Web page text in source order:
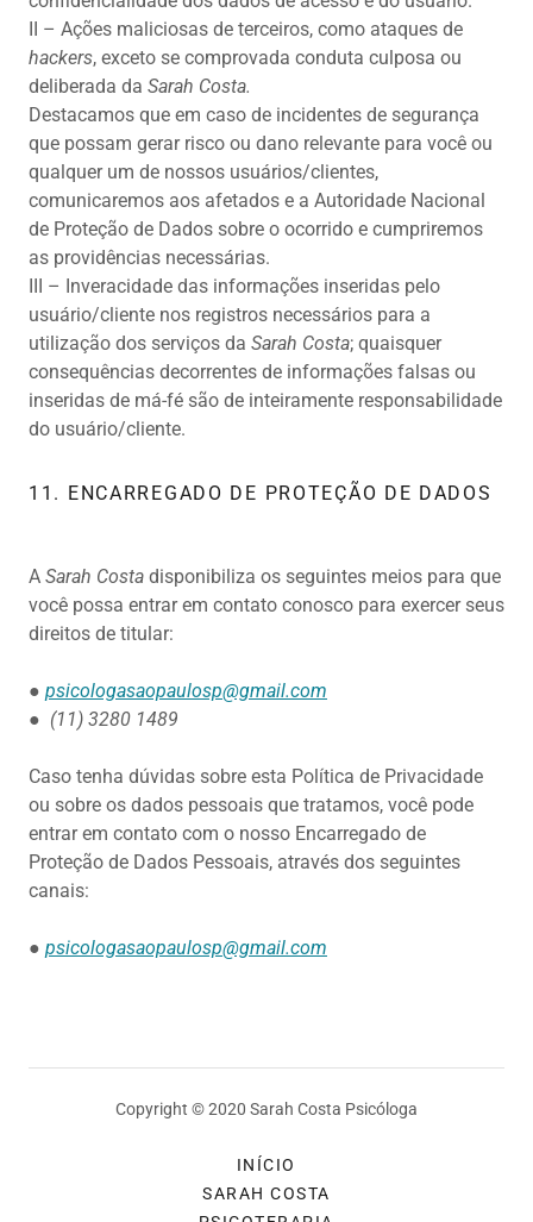
II – Ações maliciosas de terceiros, como ataques de
hackers, exceto se comprovada conduta culposa ou
deliberada da Sarah Costa.
Destacamos que em caso de incidentes de segurança
que possam gerar risco ou dano relevante para você ou
qualquer um de nossos usuários/clientes,
comunicaremos aos afetados e a Autoridade Nacional
de Proteção de Dados sobre o ocorrido e cumpriremos
as providências necessárias.
III – Inveracidade das informações inseridas pelo
usuário/cliente nos registros necessários para a
utilização dos serviços da Sarah Costa; quaisquer
consequências decorrentes de informações falsas ou
inseridas de má-fé são de inteiramente responsabilidade
do usuário/cliente.
11. ENCARREGADO DE PROTEÇÃO DE DADOS
A Sarah Costa disponibiliza os seguintes meios para que
você possa entrar em contato conosco para exercer seus
direitos de titular:
● psicologasaopaulosp@gmail.com
● (11) 3280 1489
Caso tenha dúvidas sobre esta Política de Privacidade
ou sobre os dados pessoais que tratamos, você pode
entrar em contato com o nosso Encarregado de
Proteção de Dados Pessoais, através dos seguintes
canais:
● psicologasaopaulosp@gmail.com
Copyright © 2020 Sarah Costa Psicóloga
INÍCIO
SARAH COSTA